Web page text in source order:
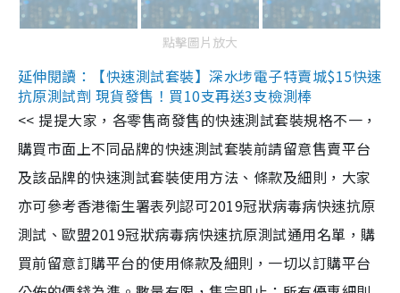
點擊圖片放大
延伸閱讀：【快速測試套裝】深水埗電子特賣城$15快速
抗原測試劑 現貨發售！買10支再送3支檢測棒
<< 提提大家，各零售商發售的快速測試套裝規格不一，
購買市面上不同品牌的快速測試套裝前請留意售賣平台
及該品牌的快速測試套裝使用方法、條款及細則，大家
亦可參考香港衞生署表列認可2019冠狀病毒病快速抗原
測試、歐盟2019冠狀病毒病快速抗原測試通用名單，購
買前留意訂購平台的使用條款及細則，一切以訂購平台